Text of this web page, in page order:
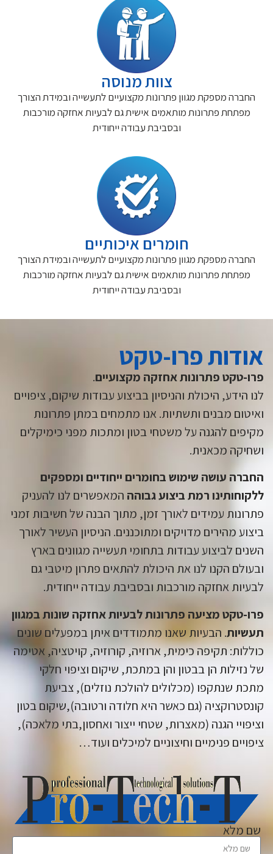
צוות מנוסה
החברה מספקת מגוון פתרונות מקצועיים לתעשייה ובמידת הצורך
מפתחת פתרונות מותאמים אישית גם לבעיות אחזקה מורכבות
ובסביבת עבודה ייחודית
חומרים איכותיים
החברה מספקת מגוון פתרונות מקצועיים לתעשייה ובמידת הצורך
מפתחת פתרונות מותאמים אישית גם לבעיות אחזקה מורכבות
ובסביבת עבודה ייחודית
אודות פרו-טקט
פרו-טקט פתרונות אחזקה מקצועיים.
לנו הידע, היכולת והניסיון בביצוע עבודות שיקום, ציפויים
ואיטום מבנים ותשתיות. אנו מתמחים במתן פתרונות
מקיפים להגנה על משטחי בטון ומתכות מפני כימיקלים
ושחיקה מכאנית.
החברה עושה שימוש בחומרים ייחודיים ומספקים
ללקוחותינו רמת ביצוע גבוהה המאפשרים לנו להעניק
פתרונות עמידים לאורך זמן, מתוך הבנה של חשיבות זמני
ביצוע מהירים מדויקים ומתוכננים. הניסיון העשיר לאורך
השנים לביצוע עבודות בתחומי תעשייה מגוונים בארץ
ובעולם הקנו לנו את היכולת להתאים פתרון מיטבי גם
לבעיות אחזקה מורכבות ובסביבת עבודה ייחודית.
פרו-טקט מציעה פתרונות לבעיות אחזקה שונות במגוון
תעשיות. הבעיות שאנו מתמודדים איתן במפעלים שונים
כוללות: תקיפה כימית, ארוזיה, קורוזיה, קויטציה, אטימה
של נזילות הן בבטון והן במתכת, שיקום וציפוי חלקי
מתכת שנתקפו (מכלולים להולכת נוזלים), צביעת
קונסטרוקציה (גם כאשר היא חלודה ורטובה),שיקום בטון
וציפויי הגנה (מאצרות, שטחי ייצור ואחסון,בתי מלאכה),
ציפויים פנימיים וחיצוניים למיכלים ועוד…
שם מלא